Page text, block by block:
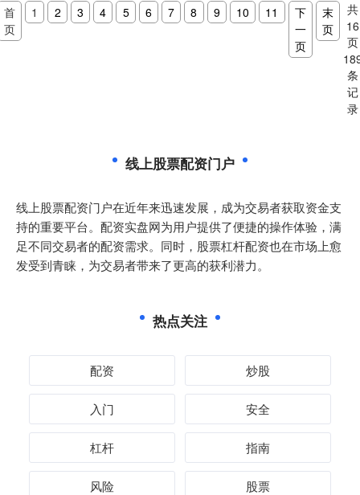
首
页
1 2 3 4 5 6 7 8 9 10 11
下
一
页
末
页
共
16
页
条
记
录
线上股票配资门户
线上股票配资门户在近年来迅速发展，成为交易者获取资金支
持的重要平台。配资实盘网为用户提供了便捷的操作体验，满
足不同交易者的配资需求。同时，股票杠杆配资也在市场上愈
发受到青睐，为交易者带来了更高的获利潜力。
热点关注
配资 炒股
入门 安全
杠杆 指南
风险 股票